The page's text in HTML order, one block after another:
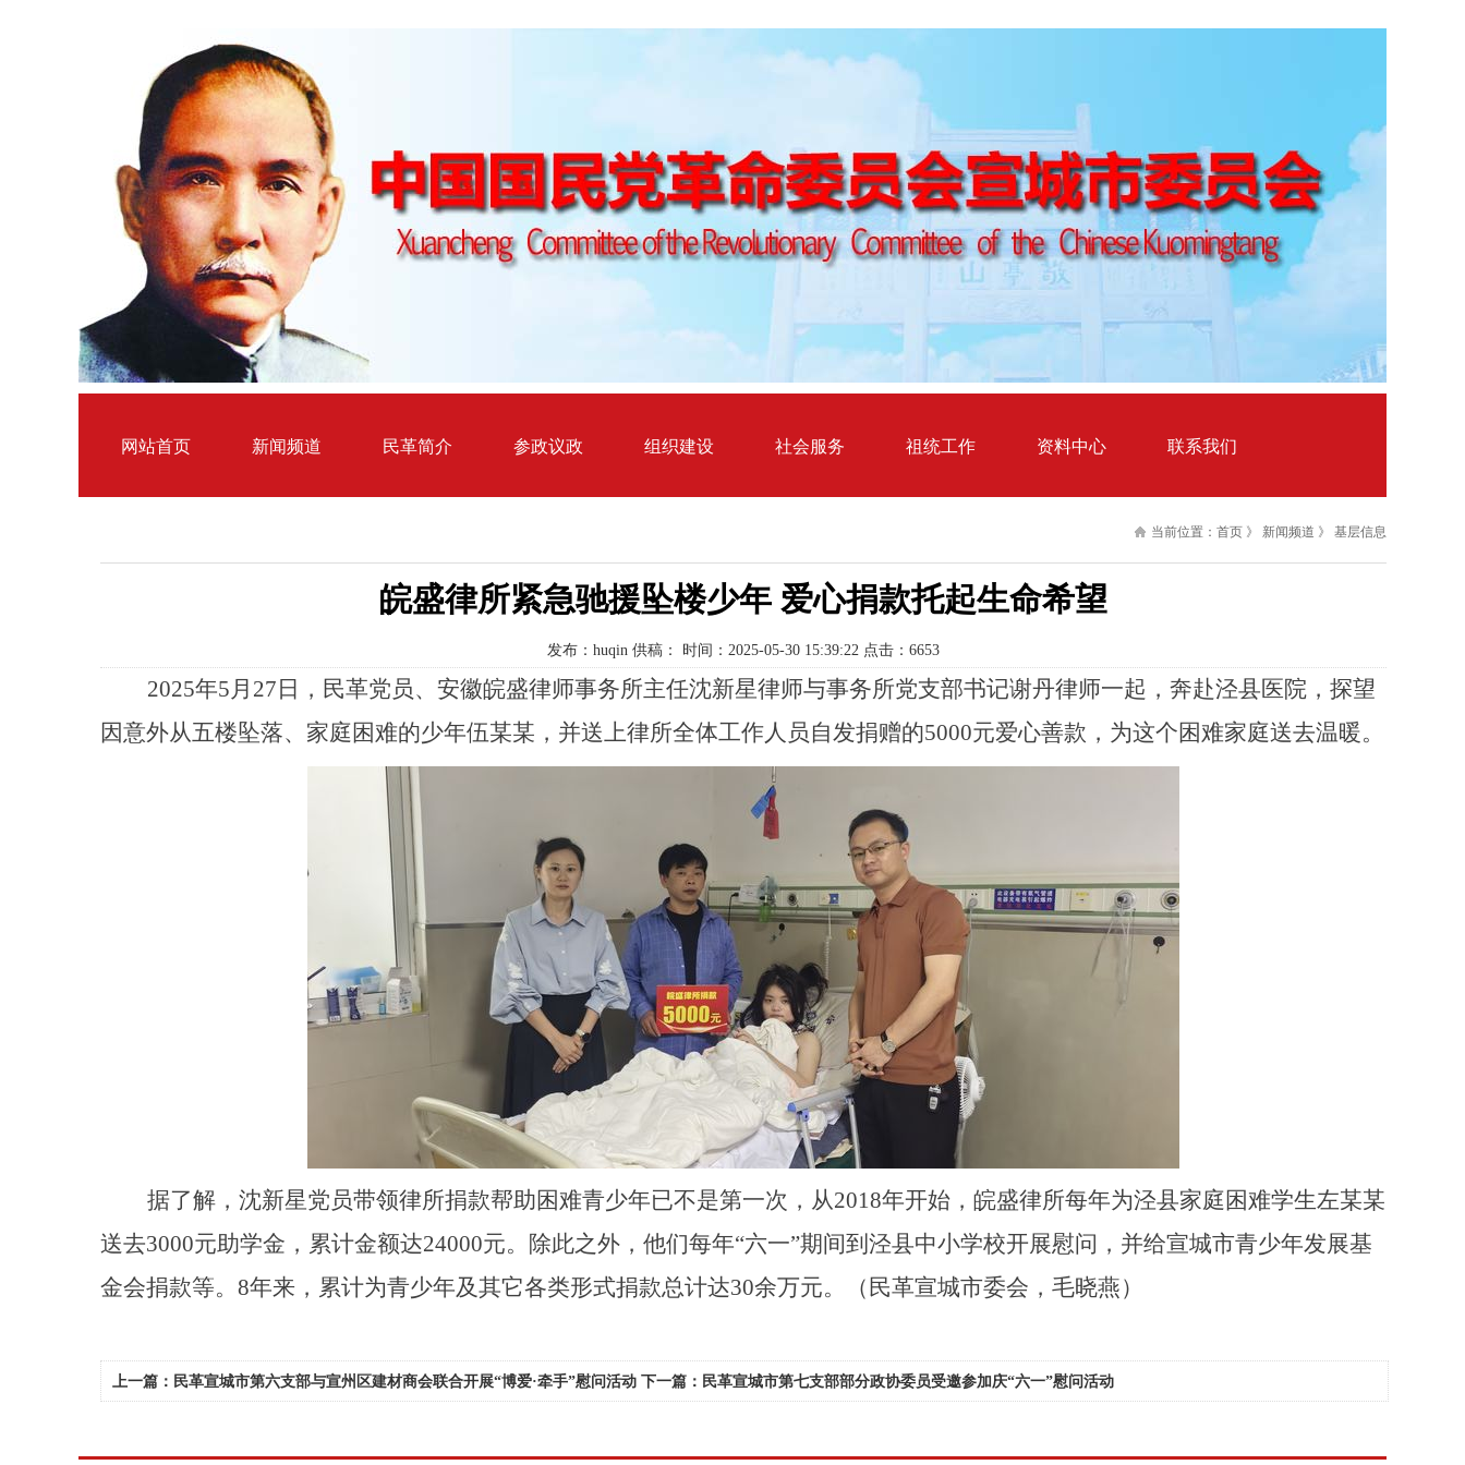
网站首页 新闻频道 民革简介 参政议政 组织建设 社会服务 祖统工作 资料中心 联系我们
当前位置： 首页 》 新闻频道 》 基层信息
皖盛律所紧急驰援坠楼少年 爱心捐款托起生命希望
发布：huqin 供稿： 时间：2025-05-30 15:39:22 点击：6653
2025年5月27日，民革党员、 安徽皖盛律师事务所主任沈新星律师与事务所党支部书记谢丹律师一起 ，奔赴泾县医院，探望
因意外从五楼坠落、家庭困难的少年伍某某，并送上律所全体工作人员自发捐赠的5000元爱心善款， 为这个困难家庭送去温暖。
据了解，沈新星党员带领律所捐款帮助困难青少年已不是第一次，从2018年开始，皖盛律所每年为泾县家庭困难学生左某某
送去3000元助学金，累计金额达24000元。除此之外，他们每年“六一”期间到泾县中小学校开展慰问，并给宣城市青少年发展基
金会捐款等。8年来，累计为青少年及其它各类形式捐款总计达30余万元。
（民革宣城市委会，毛晓燕）
上一篇：民革宣城市第六支部与宣州区建材商会联合开展“博爱·牵手”慰问活动 下一篇：民革宣城市第七支部部分政协委员受邀参加庆“六一”慰问活动